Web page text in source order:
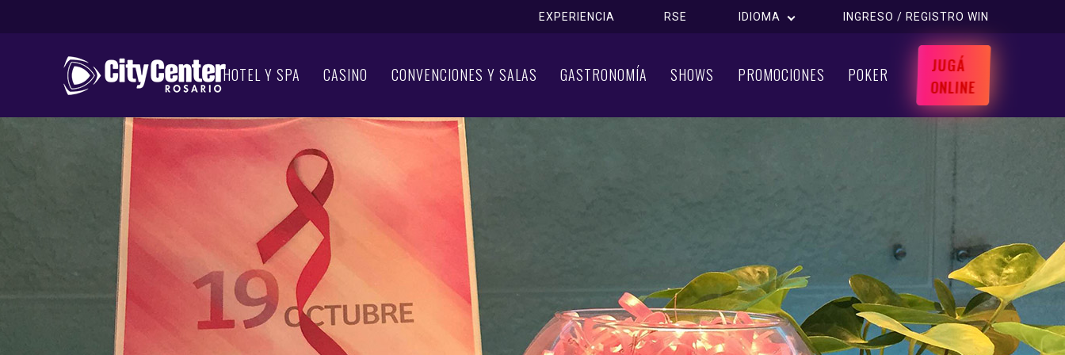
EXPERIENCIA RSE IDIOMA INGRESO / REGISTRO WIN
HOTEL Y SPA CASINO CONVENCIONES Y SALAS GASTRONOMÍA SHOWS PROMOCIONES POKER
JUGÁ
ONLINE